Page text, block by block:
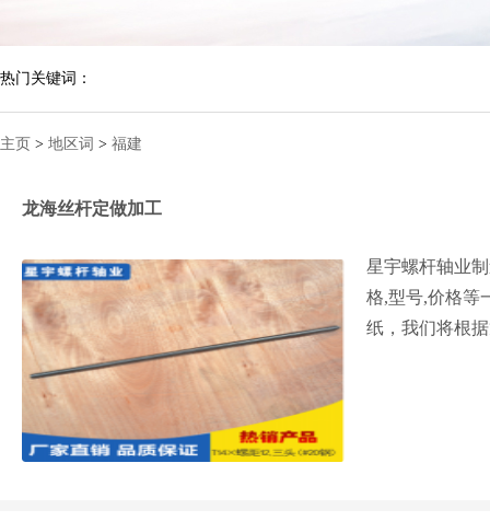
热门关键词：
主页 > 地区词 > 福建
龙海丝杆定做加工
星宇螺杆轴业
格,型号,价格等
纸，我们将根